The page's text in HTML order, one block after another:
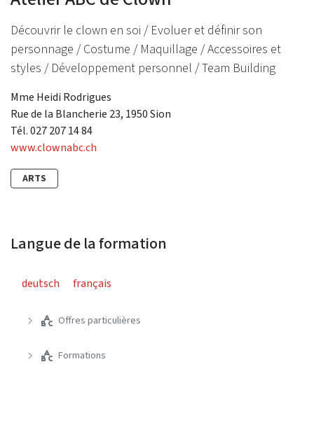
Découvrir le clown en soi / Evoluer et définir son
personnage / Costume / Maquillage / Accessoires et
styles / Développement personnel / Team Building
Mme Heidi Rodrigues
Rue de la Blancherie 23, 1950 Sion
Tél. 027 207 14 84
www.clownabc.ch
ARTS
Langue de la formation
deutsch français
Offres particulières
Formations